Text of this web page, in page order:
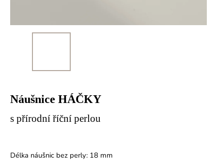
Náušnice HÁČKY
s přírodní říční perlou
Délka náušnic bez perly: 18 mm